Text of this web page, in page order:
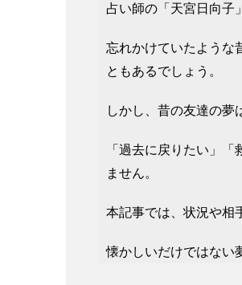
占い師の「天宮日向子
忘れかけていたような
ともあるでしょう。
しかし、昔の友達の夢
「過去に戻りたい」
ません。
本記事では、状況や相
懐かしいだけではない